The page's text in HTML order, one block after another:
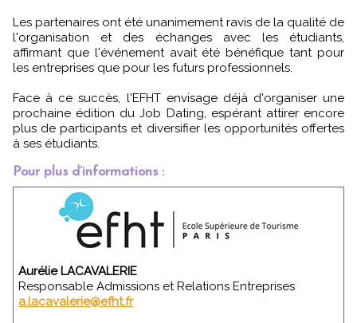
Les partenaires ont été unanimement ravis de la qualité de
l'organisation et des échanges avec les étudiants,
affirmant que l'événement avait été bénéfique tant pour
les entreprises que pour les futurs professionnels.
Face à ce succès, l'EFHT envisage déjà d'organiser une
prochaine édition du Job Dating, espérant attirer encore
plus de participants et diversifier les opportunités offertes
à ses étudiants.
Pour plus d’informations :
Aurélie LACAVALERIE
Responsable Admissions et Relations Entreprises
a.lacavalerie@efht.fr